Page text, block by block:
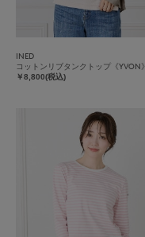
INED
コットンリブタンクトップ《YVON》
￥8,800(税込)